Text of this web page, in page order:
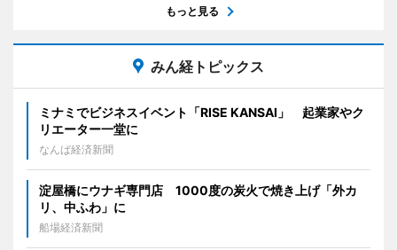
もっと見る
みん経トピックス
ミナミでビジネスイベント「RISE KANSAI」 起業家やク
リエーター一堂に
なんば経済新聞
淀屋橋にウナギ専門店 1000度の炭火で焼き上げ「外カ
リ、中ふわ」に
船場経済新聞